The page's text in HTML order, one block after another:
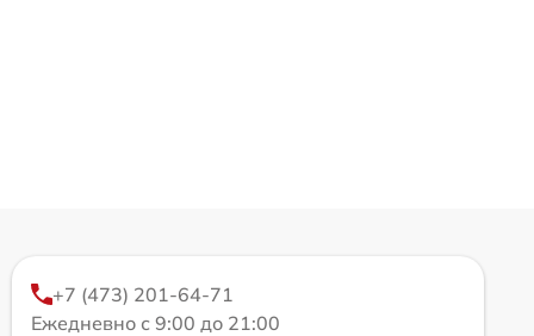
+7 (473) 201-64-71
Ежедневно с 9:00 до 21:00